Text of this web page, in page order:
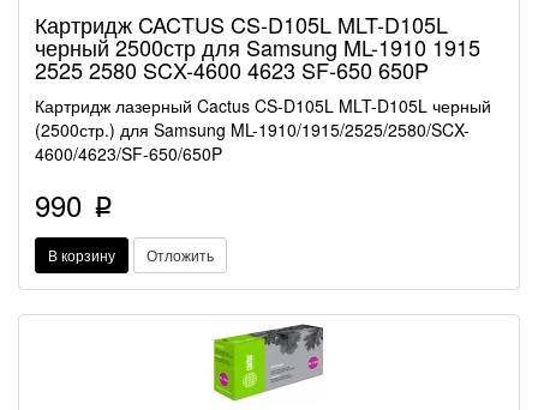
Картридж CACTUS CS-D105L MLT-D105L
черный 2500стр для Samsung ML-1910 1915
2525 2580 SCX-4600 4623 SF-650 650P
Картридж лазерный Cactus CS-D105L MLT-D105L черный
(2500стр.) для Samsung ML-1910/1915/2525/2580/SCX-
4600/4623/SF-650/650P
990 p
В корзину Отложить